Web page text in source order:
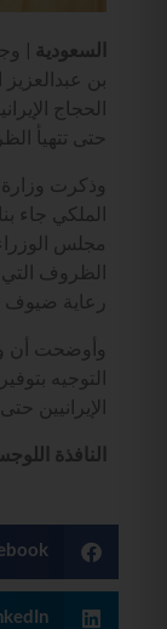
السعودية |
بن
الحجاج
حتى تتهيأ
وذكرت وزارة
الملكي جاء
مجلس
الظروف
رعاية ضيوف
وأوضحت أن
التوجيه
الإيرانيين
النافذة